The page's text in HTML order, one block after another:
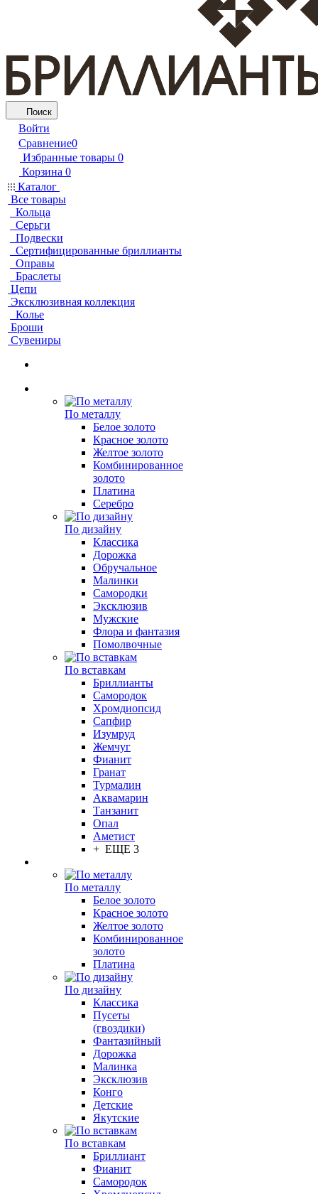
Поиск
Войти
Сравнение0
Избранные товары 0
Корзина 0
Каталог
Все товары
Кольца
Серьги
Подвески
Сертифицированные бриллианты
Оправы
Браслеты
Цепи
Эксклюзивная коллекция
Колье
Броши
Сувениры
По металлу
Белое золото
Красное золото
Желтое золото
Комбинированное
золото
Платина
Серебро
По дизайну
Классика
Дорожка
Обручальное
Малинки
Самородки
Эксклюзив
Мужские
Флора и фантазия
Помолвочные
По вставкам
Бриллианты
Самородок
Хромдиопсид
Сапфир
Изумруд
Жемчуг
Фианит
Гранат
Турмалин
Аквамарин
Танзанит
Опал
Аметист
+ ЕЩЕ 3
По металлу
Белое золото
Красное золото
Желтое золото
Комбинированное
золото
Платина
По дизайну
Классика
Пусеты
(гвоздики)
Фантазийный
Дорожка
Малинка
Эксклюзив
Конго
Детские
Якутские
По вставкам
Бриллиант
Фианит
Самородок